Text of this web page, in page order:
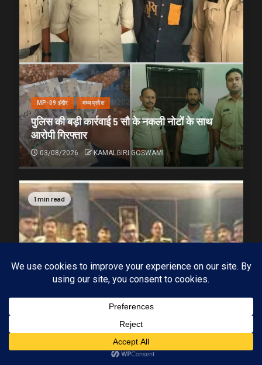
MP-09 इंदौर मध्यप्रदेश
पुलिस की बड़ी कार्रवाई 5 सौ के नकली नोटों के साथ
आरोपी गिरफ्तार
03/08/2026 KAMALGIRI GOSWAMI
1 min read